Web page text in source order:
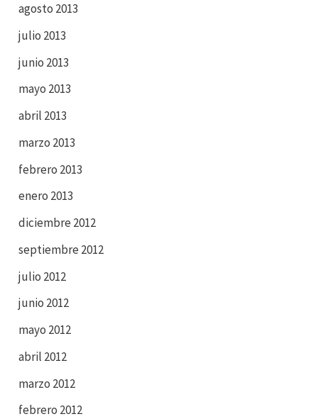
agosto 2013
julio 2013
junio 2013
mayo 2013
abril 2013
marzo 2013
febrero 2013
enero 2013
diciembre 2012
septiembre 2012
julio 2012
junio 2012
mayo 2012
abril 2012
marzo 2012
febrero 2012